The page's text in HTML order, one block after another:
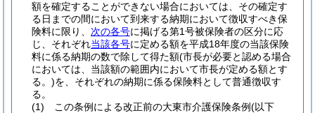
額を確定することができない場合においては、その確定す
る日までの間において到来する納期において徴収すべき保
険料に限り、 次の各号に掲げる第1号被保険者の区分に応
じ、それぞれ当該各号に定める額を平成18年度の当該保険
料に係る納期の数で除して得た額(市長が必要と認める場合
においては、当該額の範囲内において市長が定める額とす
る。)を、それぞれの納期に係る保険料として普通徴収す
る。
(1)
この条例による改正前の大東市介護保険条例(以下